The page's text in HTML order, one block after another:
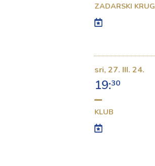
ZADARSKI KRUG
sri, 27. III. 24.
19:30
KLUB